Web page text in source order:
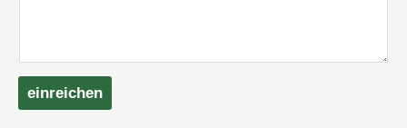
einreichen